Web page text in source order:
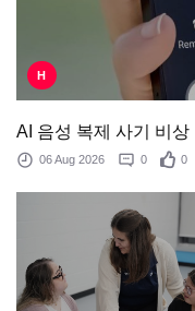
H
AI 음성 복제 사기 비상
06 Aug 2026 0 0